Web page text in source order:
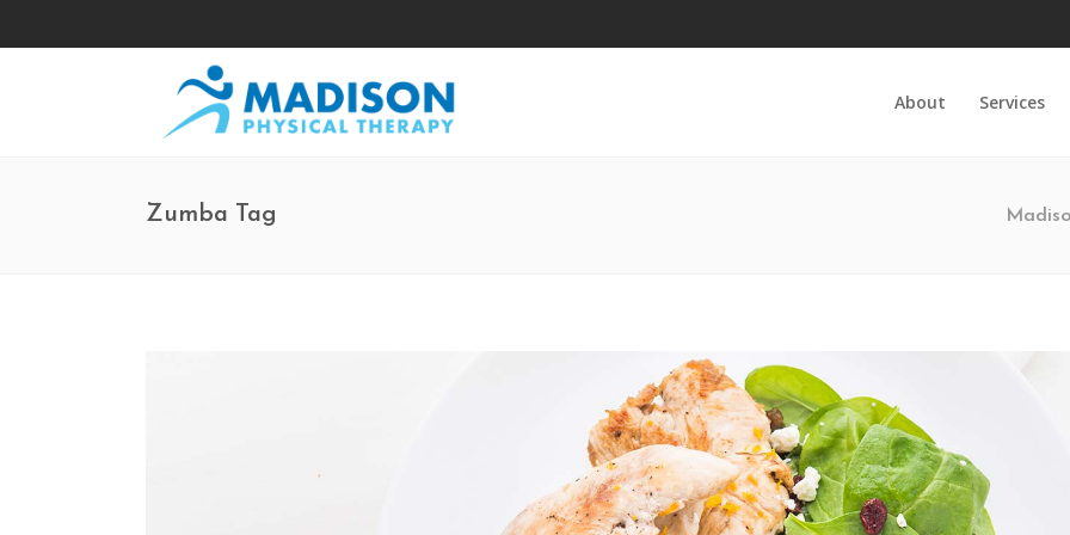
About Services
Zumba Tag